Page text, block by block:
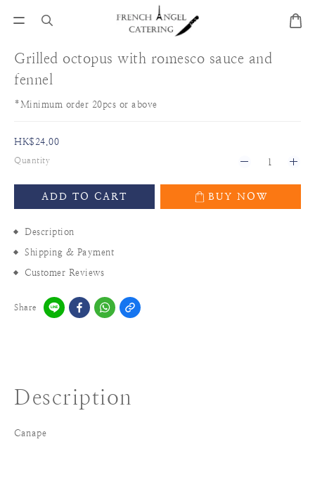
Grilled octopus with romesco sauce and
fennel
*Minimum order 20pcs or above
HK$24.00
Quantity
ADD TO CART BUY NOW
Description
Shipping & Payment
Customer Reviews
Share
Description
Canape